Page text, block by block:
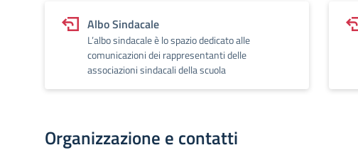
Albo Sindacale
L’albo sindacale è lo spazio dedicato alle
comunicazioni dei rappresentanti delle
associazioni sindacali della scuola
Organizzazione e contatti